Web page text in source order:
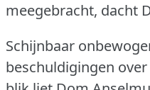
meegebracht, dacht
Schijnbaar
beschuldigingen